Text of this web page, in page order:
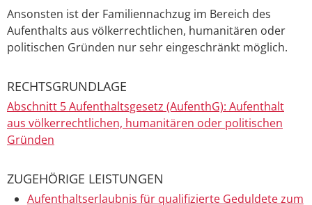
Ansonsten ist der Familiennachzug im Bereich des
Aufenthalts aus völkerrechtlichen, humanitären oder
politischen Gründen nur sehr eingeschränkt möglich.
RECHTSGRUNDLAGE
Abschnitt 5 Aufenthaltsgesetz (AufenthG): Aufenthalt
aus völkerrechtlichen, humanitären oder politischen
Gründen
ZUGEHÖRIGE LEISTUNGEN
Aufenthaltserlaubnis für qualifizierte Geduldete zum